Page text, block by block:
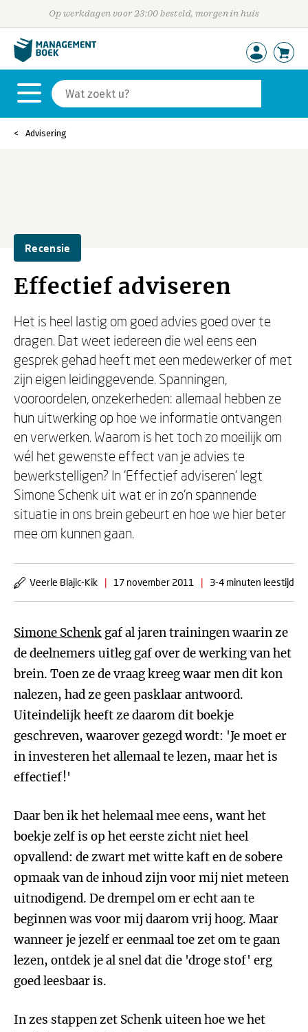
Op werkdagen voor 23:00 besteld, morgen in huis
Advisering
Recensie
Effectief adviseren
Het is heel lastig om goed advies goed over te
dragen. Dat weet iedereen die wel eens een
gesprek gehad heeft met een medewerker of met
zijn eigen leidinggevende. Spanningen,
vooroordelen, onzekerheden: allemaal hebben ze
hun uitwerking op hoe we informatie ontvangen
en verwerken. Waarom is het toch zo moeilijk om
wél het gewenste effect van je advies te
bewerkstelligen? In 'Effectief adviseren' legt
Simone Schenk uit wat er in zo'n spannende
situatie in ons brein gebeurt en hoe we hier beter
mee om kunnen gaan.
Veerle Blajic-Kik | 17 november 2011 | 3-4 minuten leestijd
Simone Schenk gaf al jaren trainingen waarin ze
de deelnemers uitleg gaf over de werking van het
brein. Toen ze de vraag kreeg waar men dit kon
nalezen, had ze geen pasklaar antwoord.
Uiteindelijk heeft ze daarom dit boekje
geschreven, waarover gezegd wordt: 'Je moet er
in investeren het allemaal te lezen, maar het is
effectief!'
Daar ben ik het helemaal mee eens, want het
boekje zelf is op het eerste zicht niet heel
opvallend: de zwart met witte kaft en de sobere
opmaak van de inhoud zijn voor mij niet meteen
uitnodigend. De drempel om er echt aan te
beginnen was voor mij daarom vrij hoog. Maar
wanneer je jezelf er eenmaal toe zet om te gaan
lezen, ontdek je al snel dat die 'droge stof' erg
goed leesbaar is.
In zes stappen zet Schenk uiteen hoe we het